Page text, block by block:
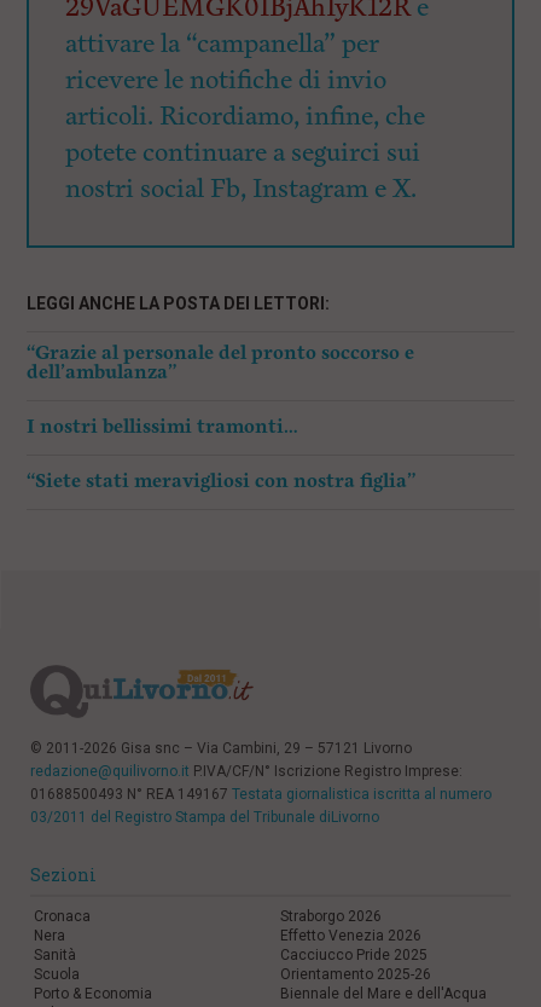
29VaGUEMGK0IBjAhIyK12Re
attivare la “campanella” per
ricevere le notifiche di invio
articoli. Ricordiamo, infine, che
potete continuare a seguirci sui
nostri social Fb, Instagram e X.
LEGGI ANCHE LA POSTA DEI LETTORI:
“Grazie al personale del pronto soccorso e
dell’ambulanza”
I nostri bellissimi tramonti…
“Siete stati meravigliosi con nostra figlia”
© 2011-2026 Gisa snc – Via Cambini, 29 – 57121 Livorno
redazione@quilivorno.it P.IVA/CF/N° Iscrizione Registro Imprese:
01688500493 N° REA 149167 Testata giornalistica iscritta al numero
03/2011 del Registro Stampa del Tribunale diLivorno
Sezioni
Cronaca
Nera
Sanità
Scuola
Porto & Economia
Straborgo 2026
Effetto Venezia 2026
Cacciucco Pride 2025
Orientamento 2025-26
Biennale del Mare e dell'Acqua